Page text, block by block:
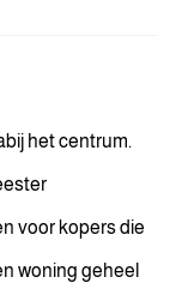
het centrum.
voor kopers die
woning geheel